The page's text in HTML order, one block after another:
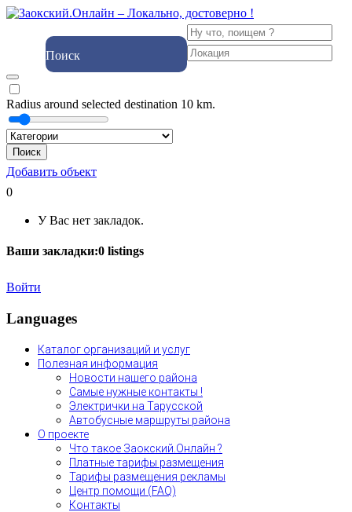
Поиск
Radius around selected destination 10 km.
Поиск
Добавить объект
0
У Вас нет закладок.
Ваши закладки:0 listings
Войти
Languages
Каталог организаций и услуг
Полезная информация
Новости нашего района
Самые нужные контакты !
Электрички на Тарусской
Автобусные маршруты района
О проекте
Что такое Заокский.Онлайн ?
Платные тарифы размещения
Тарифы размещения рекламы
Центр помощи (FAQ)
Контакты